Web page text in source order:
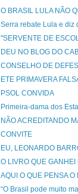
O BRASIL LULA NÃO
Serra rebate Lula e diz
"SERVENTE DE
DEU NO BLOG DO
CONSELHO DE
ETE PRIMAVERA
PSOL CONVIDA
Primeira-dama dos
NÃO ACREDITANDO
CONVITE
EU, LEONARDO
O LIVRO QUE
AQUI O QUE PENSA
“O Brasil pode muito